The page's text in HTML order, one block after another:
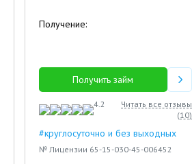
Получение:
Получить займ
4.2
Читать все отзывы
(10)
#круглосуточно и без выходных
№ Лицензии 65-15-030-45-006452